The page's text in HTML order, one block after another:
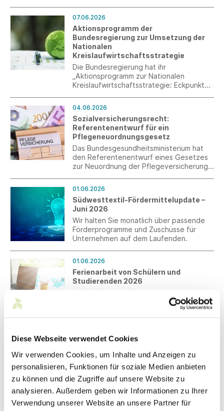
Diese Webseite verwendet Cookies
Wir verwenden Cookies, um Inhalte und Anzeigen zu
personalisieren, Funktionen für soziale Medien anbieten
zu können und die Zugriffe auf unsere Website zu
analysieren. Außerdem geben wir Informationen zu Ihrer
Verwendung unserer Website an unsere Partner für
07.06.2026
Aktionsprogramm der
Bundesregierung zur Umsetzung der
Nationalen
Kreislaufwirtschaftsstrategie
Die Bundesregierung hat ihr
„Aktionsprogramm zur Nationalen
Kreislaufwirtschaftsstrategie: Eckpunkte
wie sie – zusätzlich zur nationalen
Gesetzgebung und der Umsetzung der
EU-Verordnungen – kurzfristig Impulse für
die Kreislaufwirtschaft setzen möchte.
04.06.2026
Sozialversicherungsrecht:
Referentenentwurf für ein
Pflegeneuordnungsgesetz
Das Bundesgesundheitsministerium hat
den Referentenentwurf eines Gesetzes
zur Neuordnung der Pflegeversicherung
01.06.2026
Südwesttextil-Fördermittelupdate –
Juni 2026
Wir halten Sie monatlich über passende
Förderprogramme und Zuschüsse für
Unternehmen auf dem Laufenden.
01.06.2026
Ferienarbeit von Schülern und
Studierenden 2026
Anlässlich der bald bevorstehenden
zusammenhängenden Einstellung von
Schülern und Studierenden erhalten Sie
Beschäftigung von Ferienarbeitenden.
Strompreiskompensation:
Antragsfrist endet am 17.08.2026
Das Ende der Frist für die Beantragung
das Abrechnungsjahr 2025 endet am
17.08.2026.